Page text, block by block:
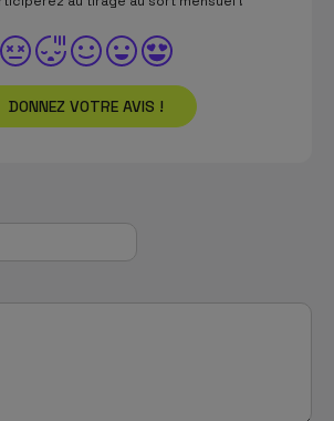
DONNEZ VOTRE AVIS !